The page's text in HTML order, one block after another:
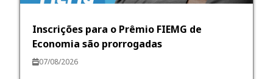
Inscrições para o Prêmio FIEMG de
Economia são prorrogadas
07/08/2026